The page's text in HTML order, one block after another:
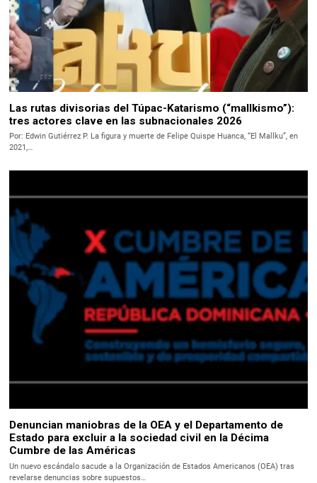
Las rutas divisorias del Túpac-Katarismo (“mallkismo”):
tres actores clave en las subnacionales 2026
Por: Edwin Gutiérrez P. La figura y muerte de Felipe Quispe Huanca, “El Mallku”, en
2021,…
Denuncian maniobras de la OEA y el Departamento de
Estado para excluir a la sociedad civil en la Décima
Cumbre de las Américas
Un nuevo escándalo sacude a la Organización de Estados Americanos (OEA) tras
revelarse denuncias sobre supuestos…